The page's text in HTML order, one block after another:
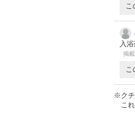
こ
入
掲
こ
※クチ
こ